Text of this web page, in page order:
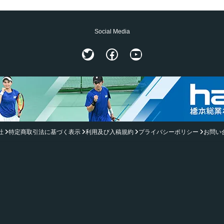
Social Media
TwitterFacebook
YouTube
特定商取引法に基づく表示 利用及び入稿規約 プライバシーポリシー お問い